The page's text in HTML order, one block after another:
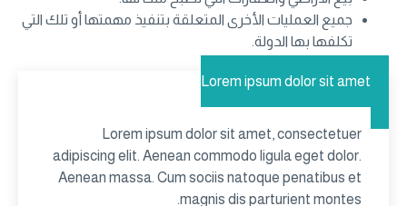
جميع العمليات الأخرى المتعلقة بتنفيذ مهمتها أو تلك التي
تكلفها بها الدولة.
Lorem ipsum dolor sit amet
Lorem ipsum dolor sit amet, consectetuer
adipiscing elit. Aenean commodo ligula eget dolor.
Aenean massa. Cum sociis natoque penatibus et
magnis dis parturient montes.